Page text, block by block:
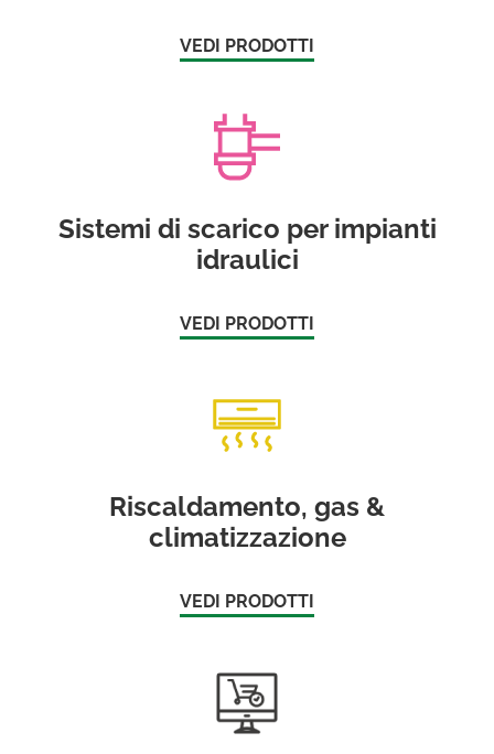
VEDI PRODOTTI
Sistemi di scarico per impianti
idraulici
VEDI PRODOTTI
Riscaldamento, gas &
climatizzazione
VEDI PRODOTTI